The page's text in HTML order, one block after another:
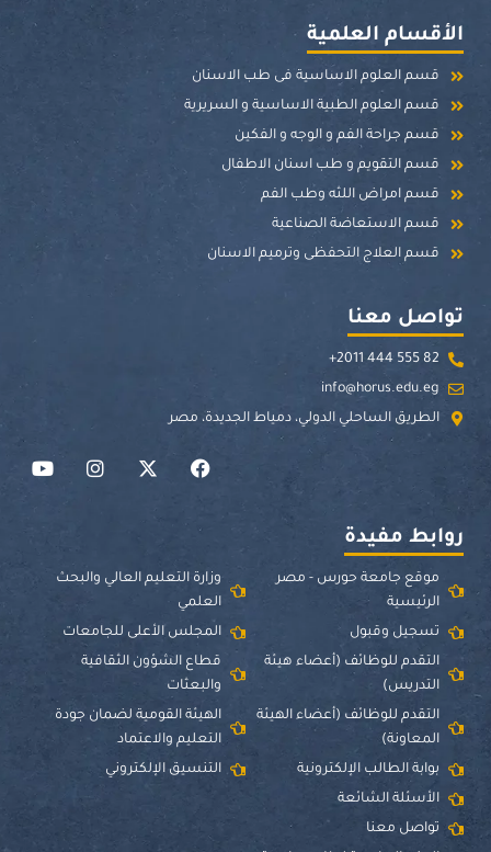
الأقسام العلمية
قسم العلوم الاساسية فى طب الاسنان
قسم العلوم الطبية الاساسية و السريرية
قسم جراحة الفم و الوجه و الفكين
قسم التقويم و طب اسنان الاطفال
قسم امراض اللثه وطب الفم
قسم الاستعاضة الصناعية
قسم العلاج التحفظى وترميم الاسنان
تواصل معنا
+2011 444 555 82
info@horus.edu.eg
الطريق الساحلي الدولي، دمياط الجديدة، مصر
F
a
b
o
k
X
-
t
I
n
r
m
Y
o
روابط مفيدة
موقع جامعة حورس - مصر
الرئيسية
تسجيل وقبول
التقدم للوظائف (أعضاء هيئة
التدريس)
التقدم للوظائف (أعضاء الهيئة
المعاونة)
بوابة الطالب الإلكترونية
الأسئلة الشائعة
تواصل معنا
وزارة التعليم العالي والبحث
العلمي
المجلس الأعلى للجامعات
قطاع الشؤون الثقافية
والبعثات
الهيئة القومية لضمان جودة
التعليم والاعتماد
التنسيق الإلكتروني